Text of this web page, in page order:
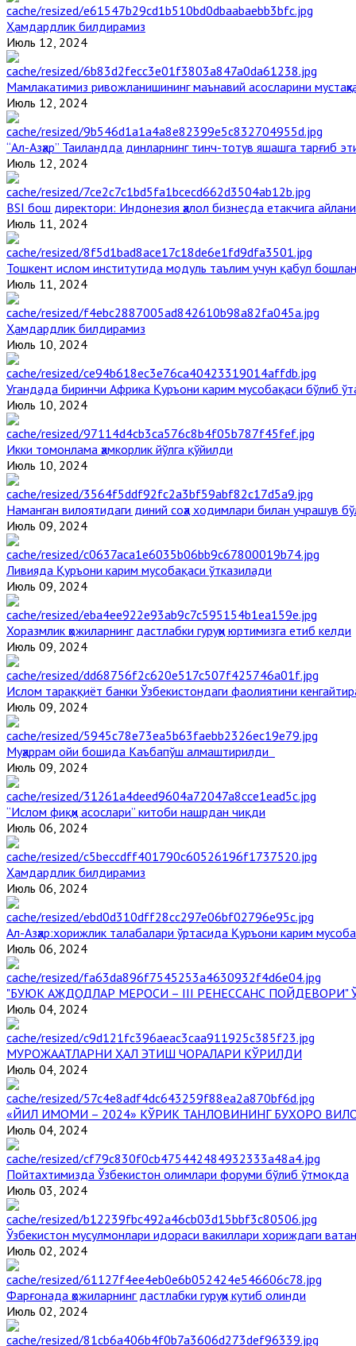
Ҳамдардлик билдирамиз
Июль 12, 2024
Мамлакатимиз ривожланишининг маънавий асосларини
Июль 12, 2024
“Ал-Азҳар” Таиландда динларнинг тинч-тотув яшашга тарғиб
Июль 12, 2024
BSI бош директори: Индонезия ҳалол бизнесда етакчига
Июль 11, 2024
Тошкент ислом институтида модуль таълим учун қабул
Июль 11, 2024
Ҳамдардлик билдирамиз
Июль 10, 2024
Угандада биринчи Aфрика Қуръони карим мусобақаси бўлиб
Июль 10, 2024
Икки томонлама ҳамкорлик йўлга қўйилди
Июль 10, 2024
Наманган вилоятидаги диний соҳа ходимлари билан учрашув
Июль 09, 2024
Ливияда Қуръони карим мусобақаси ўтказилади
Июль 09, 2024
Хоразмлик ҳожиларнинг дастлабки гуруҳи юртимизга етиб келди
Июль 09, 2024
Ислом тараққиёт банки Ўзбекистондаги фаолиятини
Июль 09, 2024
Муҳаррам ойи бошида Каъбапўш алмаштирилди
Июль 09, 2024
“Ислом фиқҳи асослари” китоби нашрдан чиқди
Июль 06, 2024
Ҳамдардлик билдирамиз
Июль 06, 2024
Aл-Aзҳар:хорижлик талабалари ўртасида Қуръони карим
Июль 06, 2024
"БУЮК АЖДОДЛАР МЕРОСИ – III РЕНЕССАНС
Июль 04, 2024
МУРОЖААТЛАРНИ ҲАЛ ЭТИШ ЧОРАЛАРИ КЎРИЛДИ
Июль 04, 2024
«ЙИЛ ИМОМИ – 2024» КЎРИК ТАНЛОВИНИНГ БУХОРО
Июль 04, 2024
Пойтахтимизда Ўзбекистон олимлари форуми бўлиб ўтмоқда
Июль 03, 2024
Ўзбекистон мусулмонлари идораси вакиллари хориждаги
Июль 02, 2024
Фарғонада ҳожиларнинг дастлабки гуруҳи кутиб олинди
Июль 02, 2024